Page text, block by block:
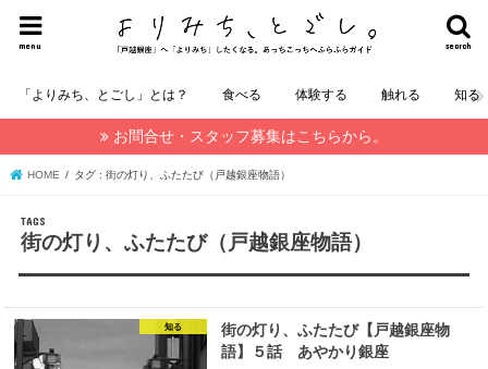
search
menu
「よりみち、とごし」とは？ 食べる 体験する 触れる 知る
お問合せ・スタッフ募集はこちらから。
HOME タグ : 街の灯り、ふたたび（戸越銀座物語）
街の灯り、ふたたび（戸越銀座物語）
知る
街の灯り、ふたたび【戸越銀座物
語】５話 あやかり銀座